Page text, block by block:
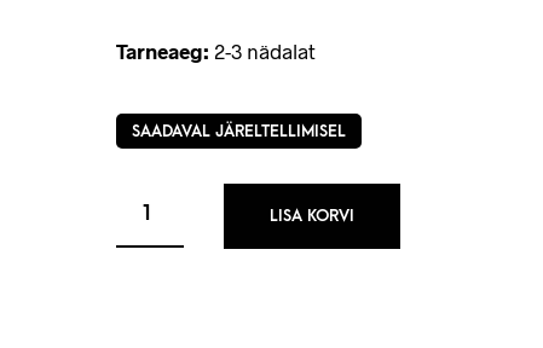
Tarneaeg: 2-3 nädalat
SAADAVAL JÄRELTELLIMISEL
LISA KORVI